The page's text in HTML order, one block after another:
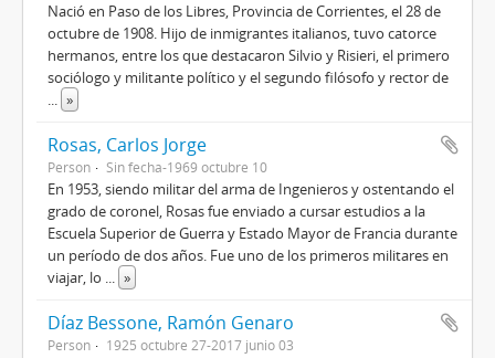
Nació en Paso de los Libres, Provincia de Corrientes, el 28 de
octubre de 1908. Hijo de inmigrantes italianos, tuvo catorce
hermanos, entre los que destacaron Silvio y Risieri, el primero
sociólogo y militante político y el segundo filósofo y rector de
... »
Rosas, Carlos Jorge
Person Sin fecha-1969 octubre 10
En 1953, siendo militar del arma de Ingenieros y ostentando el
grado de coronel, Rosas fue enviado a cursar estudios a la
Escuela Superior de Guerra y Estado Mayor de Francia durante
un período de dos años. Fue uno de los primeros militares en
viajar, lo ... »
Díaz Bessone, Ramón Genaro
Person 1925 octubre 27-2017 junio 03